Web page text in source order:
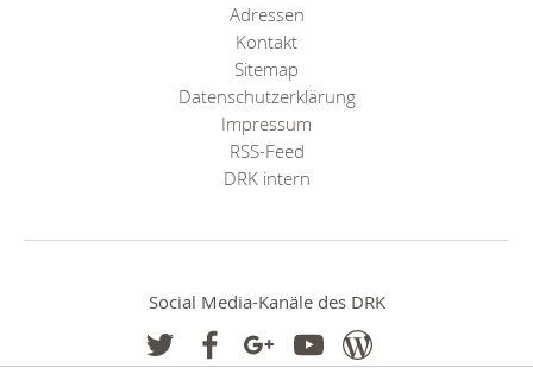
Adressen
Kontakt
Sitemap
Datenschutzerklärung
Impressum
RSS-Feed
DRK intern
Social Media-Kanäle des DRK